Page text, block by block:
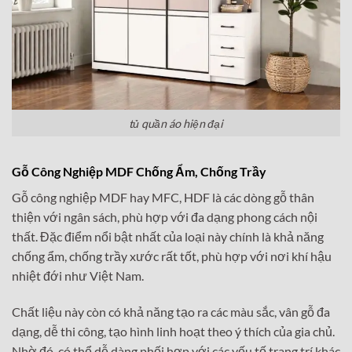
tủ quần áo hiện đại
Gỗ Công Nghiệp MDF Chống Ẩm, Chống Trầy
Gỗ công nghiệp MDF hay MFC, HDF là các dòng gỗ thân
thiện với ngân sách, phù hợp với đa dạng phong cách nội
thất. Đặc điểm nổi bật nhất của loại này chính là khả năng
chống ẩm, chống trầy xước rất tốt, phù hợp với nơi khí hậu
nhiệt đới như Việt Nam.
Chất liệu này còn có khả năng tạo ra các màu sắc, vân gỗ đa
dạng, dễ thi công, tạo hình linh hoạt theo ý thích của gia chủ.